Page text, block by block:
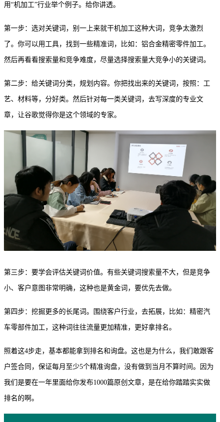
用“机加工”行业举个例子。给你讲透。
第一步：选对关键词，别一上来就干机加工这种大词，竞争太激烈
了。你可以用工具，找到一些精准词，比如：铝合金精密零件加工。
然后再看看搜索量和竞争难度，尽量选择搜索量大竞争小的关键词。
第二步：给关键词分类，规划内容。你把找出来的关键词，按照：工
艺、材料等，分好类。然后针对每一类关键词，去写深度的专业文
章，让谷歌觉得你是这个领域的专家。
第三步：要学会评估关键词价值。有些关键词搜索量不大，但是竞争
小、客户意图非常明确，这种也是黄金词，要优先去做。
第四步：挖掘更多的长尾词。围绕客户行业，去拓展，比如：精密汽
车零部件加工，这种词往往流量更加精准，更好拿排名。
照着这4步走，基本都能拿到排名和询盘。这也是为什么，我们敢跟客
户签合同，保证每月至少5个精准询盘，没有做到当月不算时间。因为
我们是要在一年里面给你发布1000篇原创文章，是在给你踏踏实实做
排名的啊。